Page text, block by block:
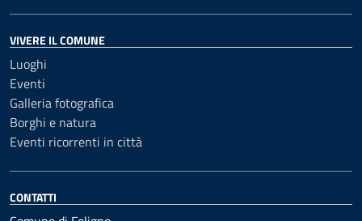
VIVERE IL COMUNE
Luoghi
Eventi
Galleria fotografica
Borghi e natura
Eventi ricorrenti in città
CONTATTI